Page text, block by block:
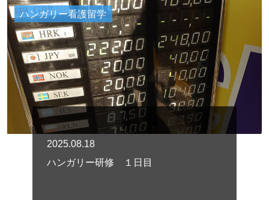
ハンガリー看護留学
2025.08.18
ハンガリー研修 １日目